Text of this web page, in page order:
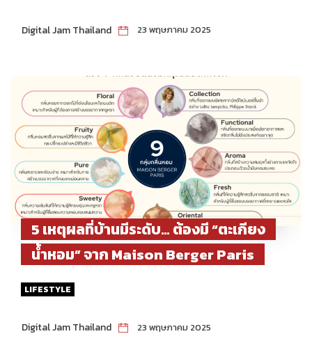
Star แนะลงทุน 4 หุ้นเด่น
Digital Jam Thailand 23 พฤษภาคม 2025
5 เหตุผลที่บ้านมีระดับ… ต้องมี “ตะเกียง
น้ำหอม” จาก Maison Berger Paris
LIFESTYLE
Digital Jam Thailand 23 พฤษภาคม 2025